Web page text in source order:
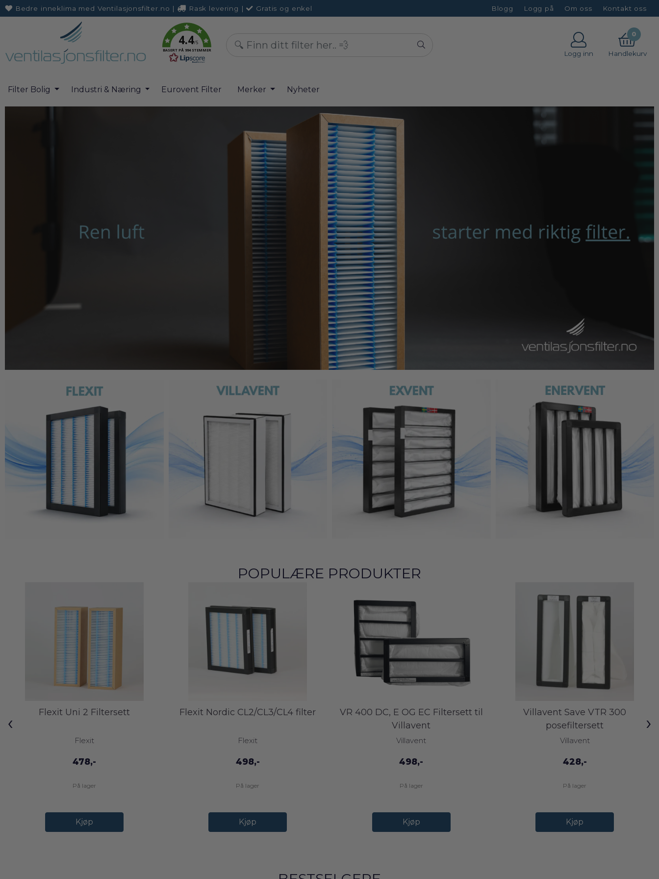
Bedre inneklima med Ventilasjonsfilter.no | Rask levering |
Gratis og enkel
Blogg Logg på Om oss Kontakt oss
4.4/5
BASERT PÅ 994 STEMMER Logg inn
0
Handlekurv
Filter Bolig Industri & Næring Eurovent Filter Merker Nyheter
POPULÆRE PRODUKTER
Flexit Uni 2 Filtersett
Flexit
478,-
På lager
Kjøp
Flexit Nordic CL2/CL3/CL4 filter
Flexit
498,-
På lager
Kjøp
VR 400 DC, E OG EC Filtersett til
Villavent
Villavent
498,-
På lager
Kjøp
Villavent Save VTR 300
posefiltersett
Villavent
428,-
På lager
Kjøp
‹ ›